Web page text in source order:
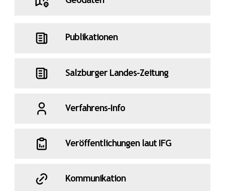
Publikationen
Salzburger Landes-Zeitung
Verfahrens-Info
Veröffentlichungen laut IFG
Kommunikation